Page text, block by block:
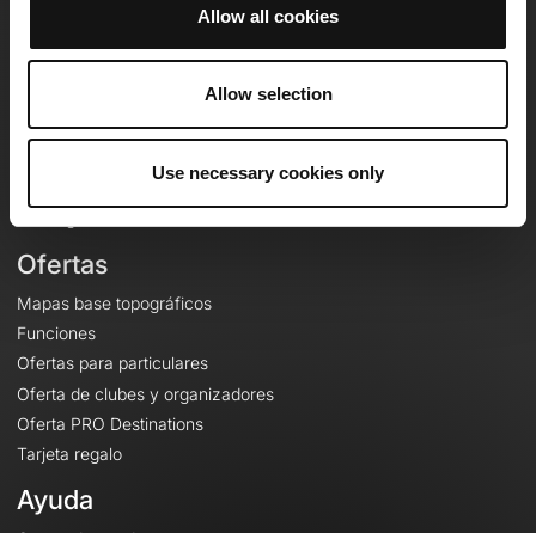
Allow all cookies
Allow selection
Use necessary cookies only
OpenRunner
Empleo
Ofertas
Mapas base topográficos
Funciones
Ofertas para particulares
Oferta de clubes y organizadores
Oferta PRO Destinations
Tarjeta regalo
Ayuda